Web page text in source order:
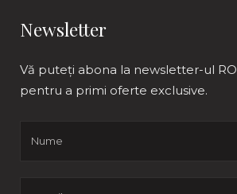
Newsletter
Vă puteți abona la newsletter-ul
pentru a primi oferte exclusive.